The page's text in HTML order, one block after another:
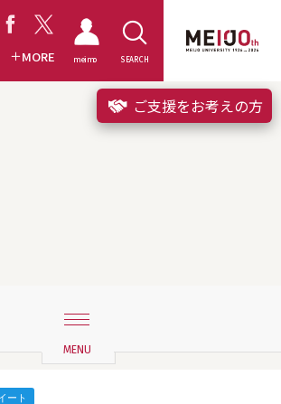
MORE meimo SEARCH
ご支援をお考えの方